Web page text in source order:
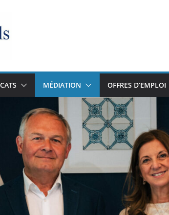
MÉDIATION OFFRES D’EMPLOI